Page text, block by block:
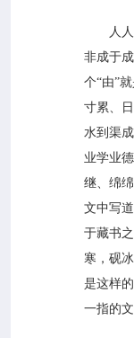
人人都
非成于
个“由”
寸累、
水到渠
业学业
继、绵
文中写
于藏书
寒，砚
是这样
一指的